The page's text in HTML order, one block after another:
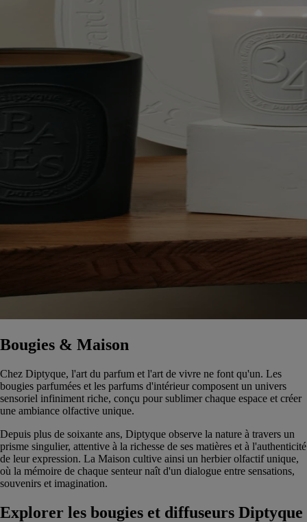
Bougies & Maison
Chez Diptyque, l'art du parfum et l'art de vivre ne font qu'un. Les
bougies parfumées et les parfums d'intérieur composent un univers
sensoriel infiniment riche, conçu pour sublimer chaque espace et créer
une ambiance olfactive unique.
Depuis plus de soixante ans, Diptyque observe la nature à travers un
prisme singulier, attentive à la richesse de ses matières et à l'authenticité
de leur expression. La Maison cultive ainsi un herbier olfactif unique,
où la mémoire de chaque senteur naît d'un dialogue entre sensations,
souvenirs et imagination.
Explorer les bougies et diffuseurs Diptyque